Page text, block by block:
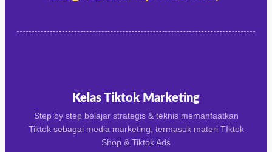
Kelas Tiktok Marketing
Step by step belajar strategis & teknis memanfaatkan
Tiktok sebagai media marketing, termasuk materi TIktok
Shop & Tiktok Ads